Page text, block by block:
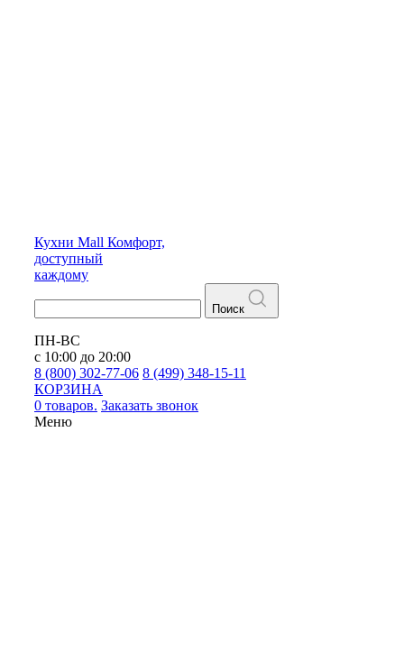
Кухни Mall Комфорт,
доступный
каждому
Поиск
ПН-ВС
с 10:00 до 20:00
8 (800) 302-77-06 8 (499) 348-15-11
КОРЗИНА
0 товаров. Заказать звонок
Меню